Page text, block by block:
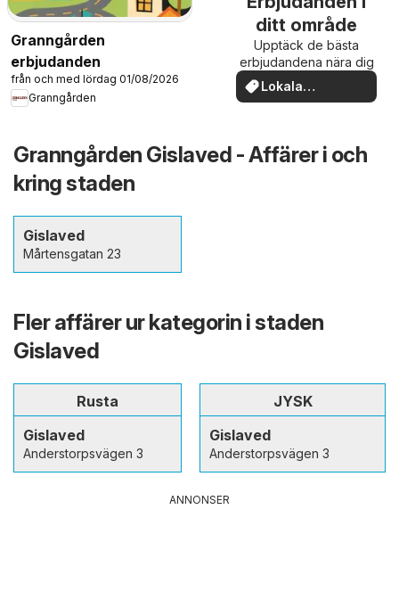
Granngården
erbjudanden
från och med lördag 01/08/2026
Granngården
ditt område
Upptäck de bästa
erbjudandena nära dig
Lokala
erbjudanden
Granngården Gislaved - Affärer i och
kring staden
Gislaved
Mårtensgatan 23
Fler affärer ur kategorin i staden
Gislaved
Rusta
Gislaved
Anderstorpsvägen 3
JYSK
Gislaved
Anderstorpsvägen 3
ANNONSER